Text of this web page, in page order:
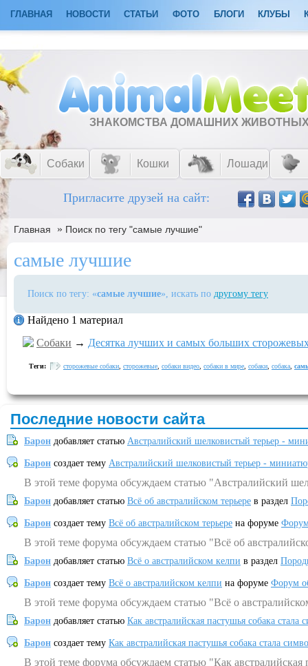
ГЛАВНАЯ НОВОСТИ СТАТЬИ ФОТО БЛОГИ КЛУБЫ
ЗНАКОМСТВА ДОМАШНИХ
Собаки Кошки Лошади
Пригласите друзей на сайт:
Главная » Поиск по тегу "самые лучшие"
самые лучшие
Поиск по тегу: «самые лучшие», искать по другому тегу
Найдено 1 материал
Собаки → Десятка лучших и самых больших
Теги: сторожевые собаки сторожевые собаки видео собаки в мире собаки собака
Последние новости сайта
Барон добавляет статью Австралийский шелковистый терьер -
Барон создает тему Австралийский шелковистый терьер -
В этой теме форума обсуждаем статью "Австралийский
Барон добавляет статью Всё об австралийском терьере в раздел
Барон создает тему Всё об австралийском терьере на форуме
В этой теме форума обсуждаем статью "Всё об
Барон добавляет статью Всё о австралийском келпи в раздел
Барон создает тему Всё о австралийском келпи на форуме Форум
В этой теме форума обсуждаем статью "Всё о
Барон добавляет статью Как австралийская пастушья собака
Барон создает тему Как австралийская пастушья собака стала
В этой теме форума обсуждаем статью "Как